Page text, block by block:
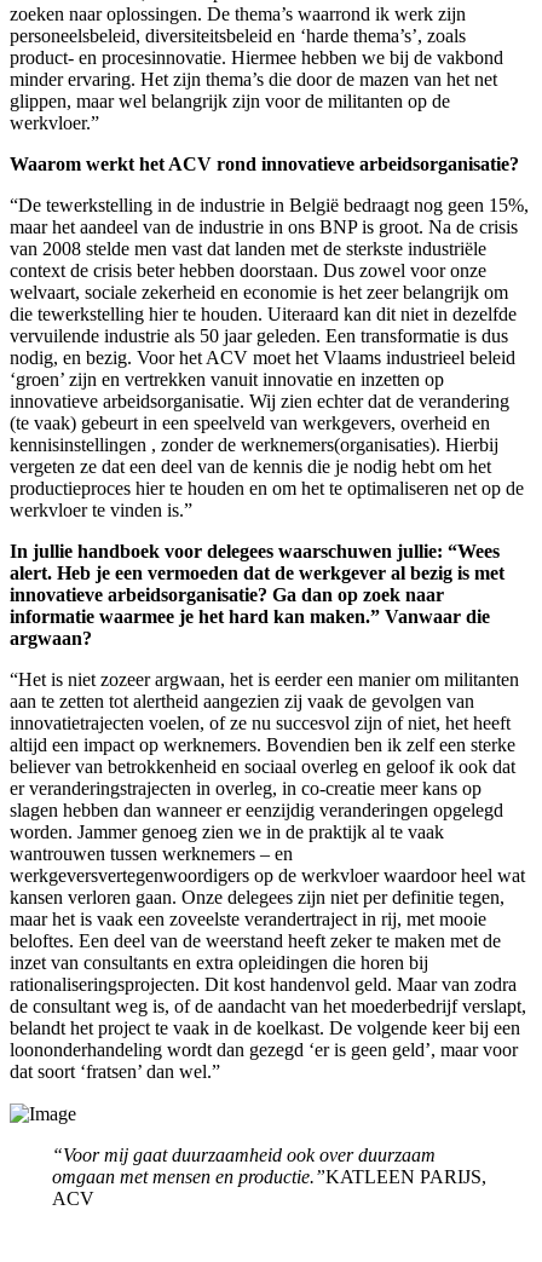
zoeken naar oplossingen. De thema’s waarrond ik werk zijn
personeelsbeleid, diversiteitsbeleid en ‘harde thema’s’, zoals
product- en procesinnovatie. Hiermee hebben we bij de vakbond
minder ervaring. Het zijn thema’s die door de mazen van het net
glippen, maar wel belangrijk zijn voor de militanten op de
werkvloer.”
Waarom werkt het ACV rond innovatieve arbeidsorganisatie?
“De tewerkstelling in de industrie in België bedraagt nog geen 15%,
maar het aandeel van de industrie in ons BNP is groot. Na de crisis
van 2008 stelde men vast dat landen met de sterkste industriële
context de crisis beter hebben doorstaan. Dus zowel voor onze
welvaart, sociale zekerheid en economie is het zeer belangrijk om
die tewerkstelling hier te houden. Uiteraard kan dit niet in dezelfde
vervuilende industrie als 50 jaar geleden. Een transformatie is dus
nodig, en bezig. Voor het ACV moet het Vlaams industrieel beleid
‘groen’ zijn en vertrekken vanuit innovatie en inzetten op
innovatieve arbeidsorganisatie. Wij zien echter dat de verandering
(te vaak) gebeurt in een speelveld van werkgevers, overheid en
kennisinstellingen , zonder de werknemers(organisaties). Hierbij
vergeten ze dat een deel van de kennis die je nodig hebt om het
productieproces hier te houden en om het te optimaliseren net op de
werkvloer te vinden is.”
In jullie handboek voor delegees waarschuwen jullie: “Wees
alert. Heb je een vermoeden dat de werkgever al bezig is met
innovatieve arbeidsorganisatie? Ga dan op zoek naar
informatie waarmee je het hard kan maken.” Vanwaar die
argwaan?
“Het is niet zozeer argwaan, het is eerder een manier om militanten
aan te zetten tot alertheid aangezien zij vaak de gevolgen van
innovatietrajecten voelen, of ze nu succesvol zijn of niet, het heeft
altijd een impact op werknemers. Bovendien ben ik zelf een sterke
believer van betrokkenheid en sociaal overleg en geloof ik ook dat
er veranderingstrajecten in overleg, in co-creatie meer kans op
slagen hebben dan wanneer er eenzijdig veranderingen opgelegd
worden. Jammer genoeg zien we in de praktijk al te vaak
wantrouwen tussen werknemers – en
werkgeversvertegenwoordigers op de werkvloer waardoor heel wat
kansen verloren gaan. Onze delegees zijn niet per definitie tegen,
maar het is vaak een zoveelste verandertraject in rij, met mooie
beloftes. Een deel van de weerstand heeft zeker te maken met de
inzet van consultants en extra opleidingen die horen bij
rationaliseringsprojecten. Dit kost handenvol geld. Maar van zodra
de consultant weg is, of de aandacht van het moederbedrijf verslapt,
belandt het project te vaak in de koelkast. De volgende keer bij een
loononderhandeling wordt dan gezegd ‘er is geen geld’, maar voor
dat soort ‘fratsen’ dan wel.”
“Voor mij gaat duurzaamheid ook over duurzaam
omgaan met mensen en productie.”KATLEEN PARIJS,
ACV